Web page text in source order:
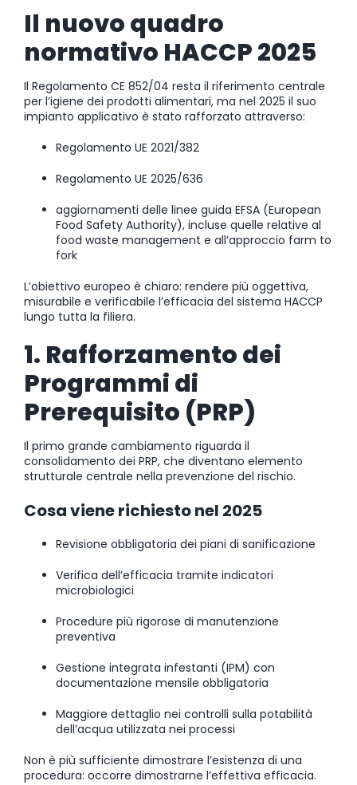
Il nuovo quadro
normativo HACCP 2025
Il Regolamento CE 852/04 resta il riferimento centrale
per l’igiene dei prodotti alimentari, ma nel 2025 il suo
impianto applicativo è stato rafforzato attraverso:
Regolamento UE 2021/382
Regolamento UE 2025/636
aggiornamenti delle linee guida EFSA (European
Food Safety Authority), incluse quelle relative al
food waste management e all’approccio farm to
fork
L’obiettivo europeo è chiaro: rendere più oggettiva,
misurabile e verificabile l’efficacia del sistema HACCP
lungo tutta la filiera.
1. Rafforzamento dei
Programmi di
Prerequisito (PRP)
Il primo grande cambiamento riguarda il
consolidamento dei PRP, che diventano elemento
strutturale centrale nella prevenzione del rischio.
Cosa viene richiesto nel 2025
Revisione obbligatoria dei piani di sanificazione
Verifica dell’efficacia tramite indicatori
microbiologici
Procedure più rigorose di manutenzione
preventiva
Gestione integrata infestanti (IPM) con
documentazione mensile obbligatoria
Maggiore dettaglio nei controlli sulla potabilità
dell’acqua utilizzata nei processi
Non è più sufficiente dimostrare l’esistenza di una
procedura: occorre dimostrarne l’effettiva efficacia.